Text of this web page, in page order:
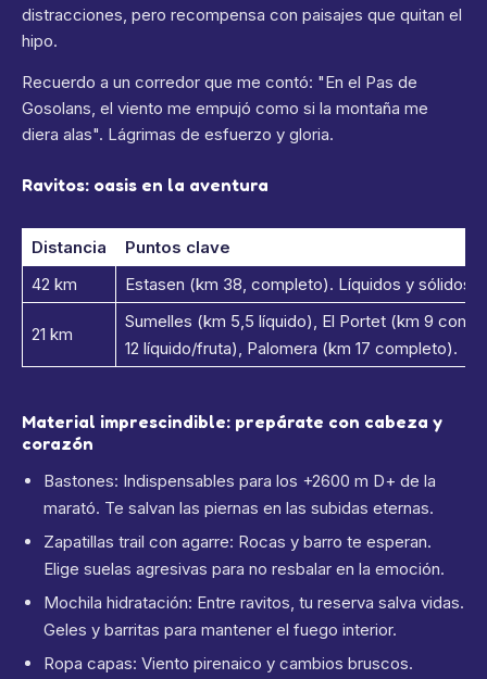
distracciones, pero recompensa con paisajes que quitan el
hipo.
Recuerdo a un corredor que me contó: "En el Pas de
Gosolans, el viento me empujó como si la montaña me
diera alas". Lágrimas de esfuerzo y gloria.
Ravitos: oasis en la aventura
Distancia
Puntos clave
42 km
Estasen (km 38, completo). Líquidos y sólidos
21 km
Sumelles (km 5,5 líquido), El Portet (km 9
12 líquido/fruta), Palomera (km 17 completo).
Material imprescindible: prepárate con cabeza y
corazón
Bastones: Indispensables para los +2600 m D+ de la
marató. Te salvan las piernas en las subidas eternas.
Zapatillas trail con agarre: Rocas y barro te esperan.
Elige suelas agresivas para no resbalar en la emoción.
Mochila hidratación: Entre ravitos, tu reserva salva vidas.
Geles y barritas para mantener el fuego interior.
Ropa capas: Viento pirenaico y cambios bruscos.